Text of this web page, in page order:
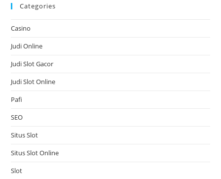
Categories
Casino
Judi Online
Judi Slot Gacor
Judi Slot Online
Pafi
SEO
Situs Slot
Situs Slot Online
Slot